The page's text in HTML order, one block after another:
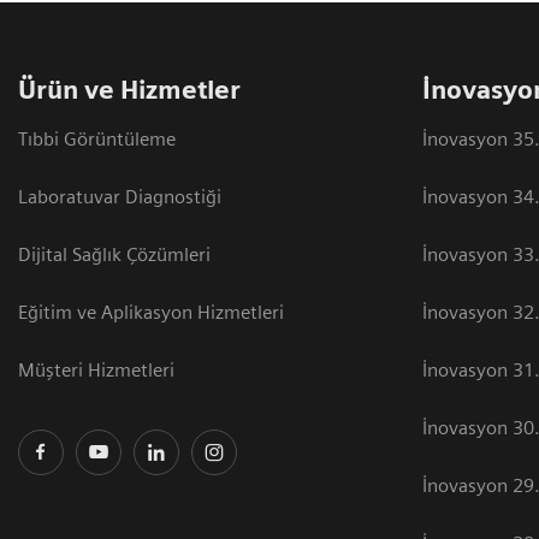
Ürün ve Hizmetler
Tıbbi Görüntüleme
Laboratuvar Diagnostiği
Dijital Sağlık Çözümleri
Eğitim ve Aplikasyon Hizmetleri
Müşteri Hizmetleri
İnovasyon
İnovasyon
İnovasyon
İnovasyon
İnovasyon
İnovasyon
İnovasyon